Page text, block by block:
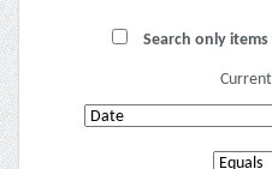
Search only